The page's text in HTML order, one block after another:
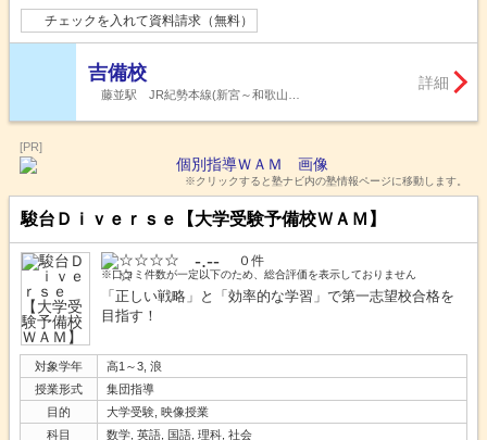
チェックを入れて資料請求（無料）
吉備校
藤並駅 JR紀勢本線(新宮～和歌山…
詳細
[PR]
※クリックすると塾ナビ内の塾情報ページに移動します。
駿台Ｄｉｖｅｒｓｅ【大学受験予備校ＷＡＭ】
-.-- ０件
※口コミ件数が一定以下のため、総合評価を表示しておりません
「正しい戦略」と「効率的な学習」で第一志望校合格を
目指す！
対象学年
高1～3, 浪
授業形式
集団指導
目的
大学受験, 映像授業
科目
数学, 英語, 国語, 理科, 社会